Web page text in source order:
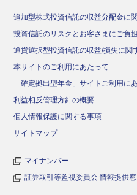
追加型株式投資信託の収益分配金に
投資信託のリスクとお客さまにご負
通貨選択型投資信託の収益/損失に関
本サイトのご利用にあたって
「確定拠出型年金」サイトご利用に
利益相反管理方針の概要
個人情報保護に関する事項
サイトマップ
マイナンバー
証券取引等監視委員会 情報提供窓